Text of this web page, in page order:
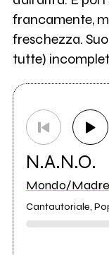
francamente,
freschezza.
tutte)
N.A.N.O.
Mondo/Madre
Cantautoriale,